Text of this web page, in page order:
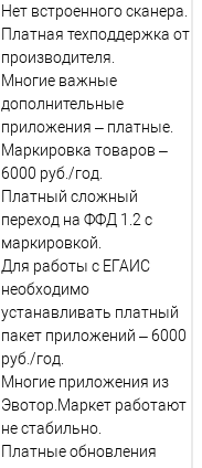
Нет встроенного сканера.
Платная техподдержка от
производителя.
Многие важные
дополнительные
приложения – платные.
Маркировка товаров –
6000 руб./год.
Платный сложный
переход на ФФД 1.2 с
маркировкой.
Для работы с ЕГАИС
необходимо
устанавливать платный
пакет приложений – 6000
руб./год.
Многие приложения из
Эвотор.Маркет работают
не стабильно.
Платные обновления